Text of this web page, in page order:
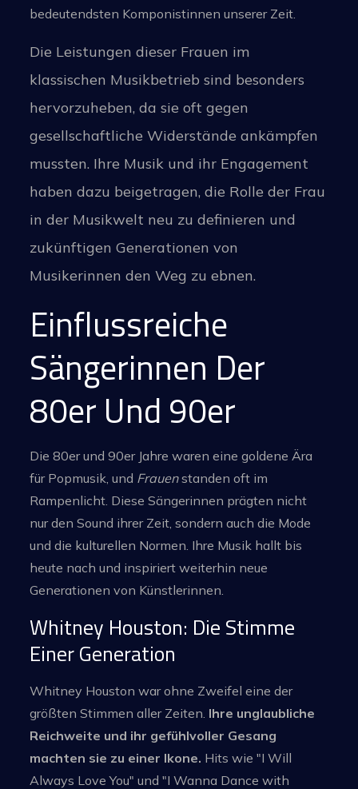
bedeutendsten Komponistinnen unserer Zeit.
Die Leistungen dieser Frauen im
klassischen Musikbetrieb sind besonders
hervorzuheben, da sie oft gegen
gesellschaftliche Widerstände ankämpfen
mussten. Ihre Musik und ihr Engagement
haben dazu beigetragen, die Rolle der Frau
in der Musikwelt neu zu definieren und
zukünftigen Generationen von
Musikerinnen den Weg zu ebnen.
Einflussreiche
Sängerinnen Der
80er Und 90er
Die 80er und 90er Jahre waren eine goldene Ära
für Popmusik, und Frauenstanden oft im
Rampenlicht. Diese Sängerinnen prägten nicht
nur den Sound ihrer Zeit, sondern auch die Mode
und die kulturellen Normen. Ihre Musik hallt bis
heute nach und inspiriert weiterhin neue
Generationen von Künstlerinnen.
Whitney Houston: Die Stimme
Einer Generation
Whitney Houston war ohne Zweifel eine der
größten Stimmen aller Zeiten. Ihre unglaubliche
Reichweite und ihr gefühlvoller Gesang
machten sie zu einer Ikone. Hits wie "I Will
Always Love You" und "I Wanna Dance with